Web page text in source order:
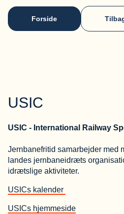
Forside
USIC
USIC - International Railway
Jernbanefritid samarbejder med
landes jernbaneidræts
idrætslige aktiviteter.
USICs kalender
USICs hjemmeside